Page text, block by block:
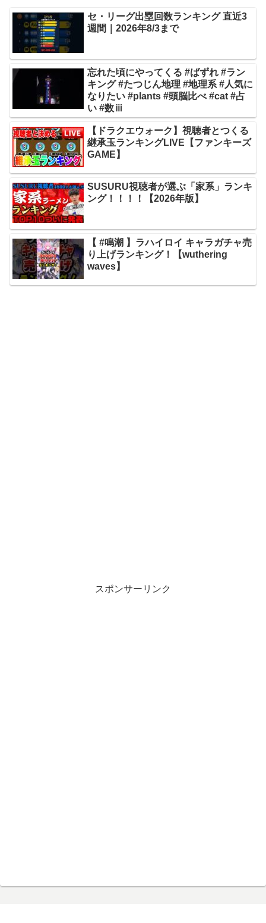
セ・リーグ出塁回数ランキング 直近3
週間｜2026年8/3まで
忘れた頃にやってくる #ばずれ #ラン
キング #たつじん地理 #地理系 #人気に
なりたい #plants #頭脳比べ #cat #占
い #数ⅲ
【ドラクエウォーク】視聴者とつくる
継承玉ランキングLIVE【ファンキーズ
GAME】
SUSURU視聴者が選ぶ「家系」ランキ
ング！！！！【2026年版】
【 #鳴潮 】ラハイロイ キャラガチャ売
り上げランキング！【wuthering
waves】
スポンサーリンク